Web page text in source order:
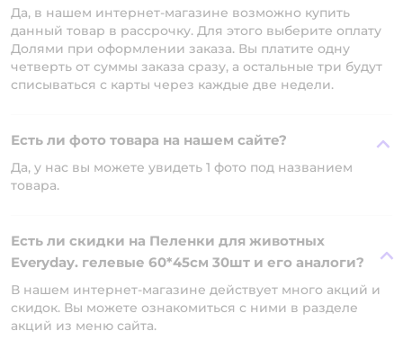
Да, в нашем интернет-магазине возможно купить
данный товар в рассрочку. Для этого выберите оплату
Долями при оформлении заказа. Вы платите одну
четверть от суммы заказа сразу, а остальные три будут
списываться с карты через каждые две недели.
Есть ли фото товара на нашем сайте?
Да, у нас вы можете увидеть 1 фото под названием
товара.
Есть ли скидки на Пеленки для животных
Everyday. гелевые 60*45см 30шт и его аналоги?
В нашем интернет-магазине действует много акций и
скидок. Вы можете ознакомиться с ними в разделе
акций из меню сайта.